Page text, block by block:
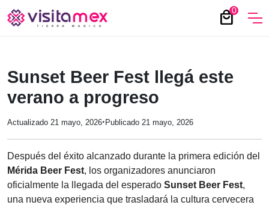
0
local_mall
Sunset Beer Fest llegá este
verano a progreso
Actualizado 21 mayo, 2026·Publicado 21 mayo, 2026
Después del éxito alcanzado durante la primera edición del
Mérida Beer Fest, los organizadores anunciaron
oficialmente la llegada del esperado Sunset Beer Fest,
una nueva experiencia que trasladará la cultura cervecera